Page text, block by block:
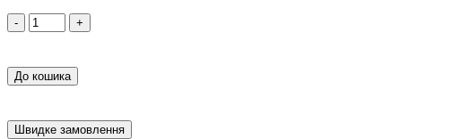
- +
До кошика
Швидке замовлення